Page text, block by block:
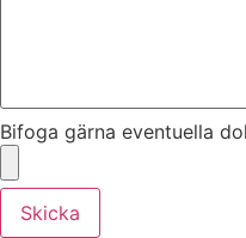
Bifoga gärna eventuella
Skicka